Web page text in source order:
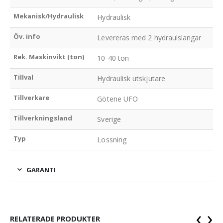
Mekanisk/Hydraulisk Hydraulisk
Öv. info Levereras med 2 hydraulslangar
Rek. Maskinvikt (ton) 10-40 ton
Tillval Hydraulisk utskjutare
Tillverkare Götene UFO
Tillverkningsland Sverige
Typ Lossning
GARANTI
RELATERADE PRODUKTER